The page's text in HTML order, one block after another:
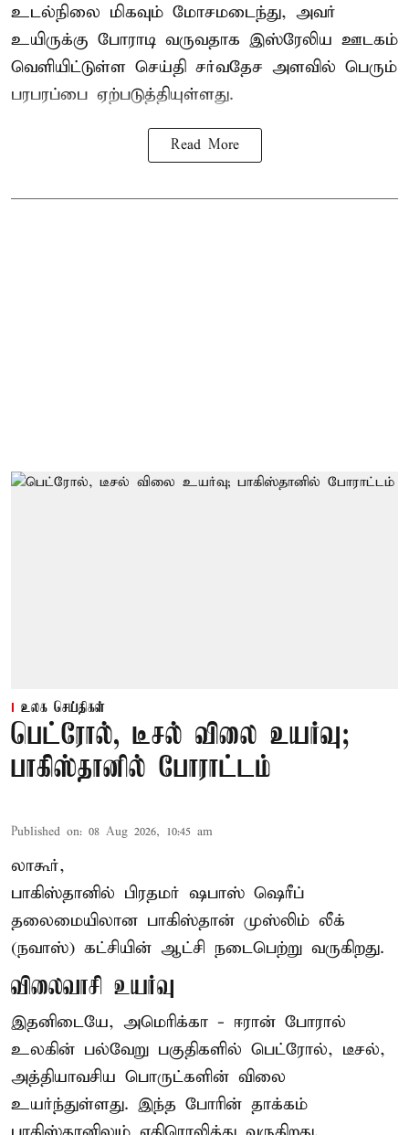
உடல்நிலை மிகவும் மோசமடைந்து, அவர்
உயிருக்கு போராடி வருவதாக இஸ்ரேலிய ஊடகம்
வெளியிட்டுள்ள செய்தி சர்வதேச அளவில் பெரும்
பரபரப்பை ஏற்படுத்தியுள்ளது.
Read More
உலக செய்திகள்
பெட்ரோல், டீசல் விலை உயர்வு;
பாகிஸ்தானில் போராட்டம்
Published on: 08 Aug 2026, 10:45 am
லாகூர்,
பாகிஸ்தானில் பிரதமர் ஷபாஸ் ஷெரீப்
தலைமையிலான பாகிஸ்தான் முஸ்லிம் லீக்
(நவாஸ்) கட்சியின் ஆட்சி நடைபெற்று வருகிறது.
விலைவாசி உயர்வு
இதனிடையே, அமெரிக்கா - ஈரான் போரால்
உலகின் பல்வேறு பகுதிகளில் பெட்ரோல், டீசல்,
அத்தியாவசிய பொருட்களின் விலை
உயர்ந்துள்ளது. இந்த போரின் தாக்கம்